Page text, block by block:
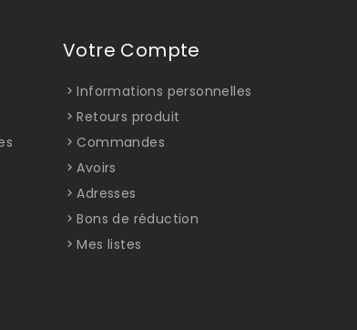
Votre Compte
Informations personnelles
Retours produit
Commandes
Avoirs
Adresses
Bons de réduction
Mes listes